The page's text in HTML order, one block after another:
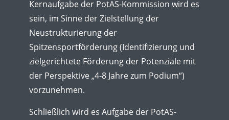
Kernaufgabe der PotAS-Kommission wird es
sein, im Sinne der Zielstellung der
Neustrukturierung der
Spitzensportförderung (Identifizierung und
zielgerichtete Förderung der Potenziale mit
der Perspektive „4-8 Jahre zum Podium“)
vorzunehmen.
Schließlich wird es Aufgabe der PotAS-